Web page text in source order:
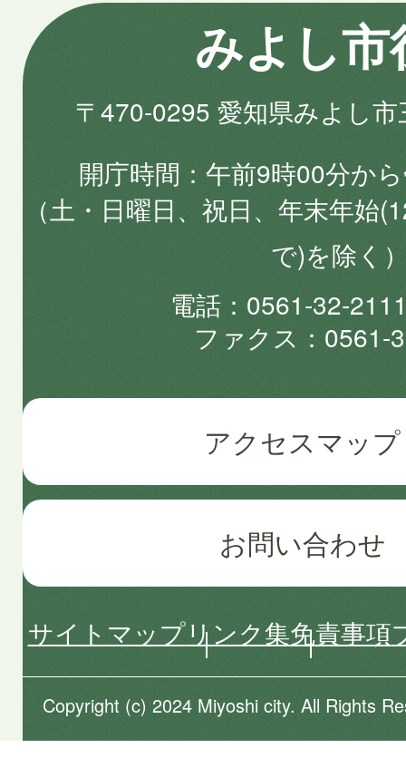
みよし市
〒470-0295 愛知県みよし
開庁時間
午前9時00分か
（土・日曜日、祝日、年末年始
で)を除く
電話
0561-32-
ファクス
0561-
アクセスマップ
お問い合わせ
サイトマップリンク集免責事項
Copyright (c) 2024 Miyoshi city. All Rights